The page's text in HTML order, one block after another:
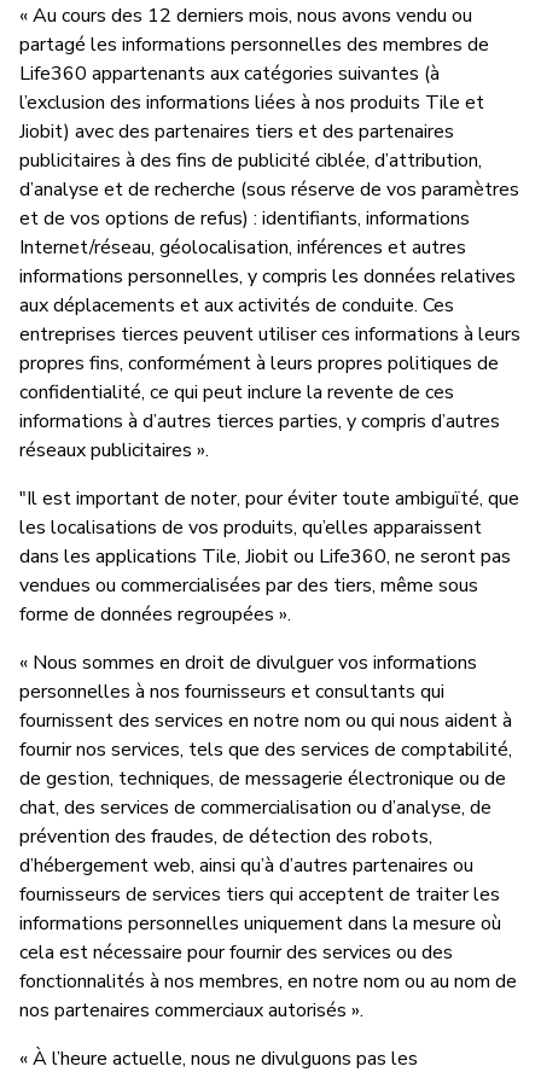
« Au cours des 12 derniers mois, nous avons vendu ou
partagé les informations personnelles des membres de
Life360 appartenants aux catégories suivantes (à
l’exclusion des informations liées à nos produits Tile et
Jiobit) avec des partenaires tiers et des partenaires
publicitaires à des fins de publicité ciblée, d’attribution,
d’analyse et de recherche (sous réserve de vos paramètres
et de vos options de refus) : identifiants, informations
Internet/réseau, géolocalisation, inférences et autres
informations personnelles, y compris les données relatives
aux déplacements et aux activités de conduite. Ces
entreprises tierces peuvent utiliser ces informations à leurs
propres fins, conformément à leurs propres politiques de
confidentialité, ce qui peut inclure la revente de ces
informations à d’autres tierces parties, y compris d’autres
réseaux publicitaires ».
"Il est important de noter, pour éviter toute ambiguïté, que
les localisations de vos produits, qu’elles apparaissent
dans les applications Tile, Jiobit ou Life360, ne seront pas
vendues ou commercialisées par des tiers, même sous
forme de données regroupées ».
« Nous sommes en droit de divulguer vos informations
personnelles à nos fournisseurs et consultants qui
fournissent des services en notre nom ou qui nous aident à
fournir nos services, tels que des services de comptabilité,
de gestion, techniques, de messagerie électronique ou de
chat, des services de commercialisation ou d’analyse, de
prévention des fraudes, de détection des robots,
d’hébergement web, ainsi qu’à d’autres partenaires ou
fournisseurs de services tiers qui acceptent de traiter les
informations personnelles uniquement dans la mesure où
cela est nécessaire pour fournir des services ou des
fonctionnalités à nos membres, en notre nom ou au nom de
nos partenaires commerciaux autorisés ».
« À l’heure actuelle, nous ne divulguons pas les